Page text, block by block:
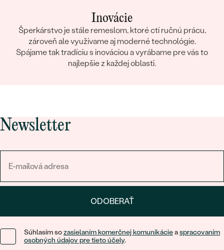
Inovácie
Šperkárstvo je stále remeslom, ktoré ctí ručnú prácu,
zároveň ale využívame aj moderné technológie.
Spájame tak tradíciu s inováciou a vyrábame pre vás to
najlepšie z každej oblasti.
Newsletter
ODOBERAŤ
Súhlasím sozasielaním komerčnej komunikácieaspracovaním
osobných údajov pre tieto účely.